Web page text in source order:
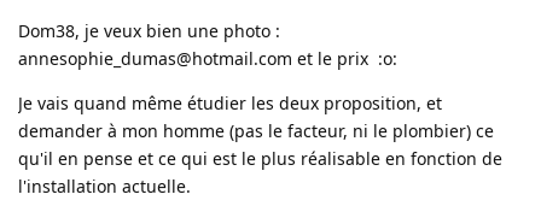
Dom38, je veux bien une photo :
annesophie_dumas@hotmail.com et le prix :o:
Je vais quand même étudier les deux proposition, et
demander à mon homme (pas le facteur, ni le plombier) ce
qu'il en pense et ce qui est le plus réalisable en fonction de
l'installation actuelle.